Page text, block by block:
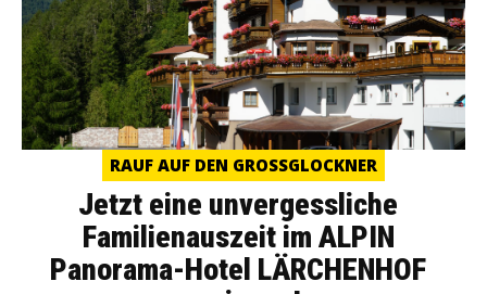
RAUF AUF DEN GROSSGLOCKNER
Jetzt eine unvergessliche
Familienauszeit im ALPIN
Panorama-Hotel LÄRCHENHOF